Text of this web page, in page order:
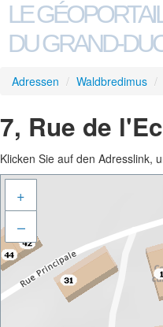
LE
DU GRAND-
Adressen / Waldbredimus /
7, Rue de
Klicken Sie auf den Adresslink,
+
–